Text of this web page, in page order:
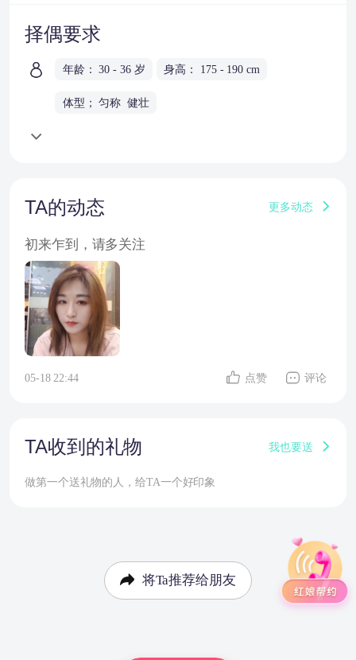
择偶要求
年龄： 30 - 36 岁 身高： 175 - 190 cm
体型； 匀称 健壮
TA的动态 更多动态
初来乍到，请多关注
05-18 22:44 点赞 评论
TA收到的礼物 我也要送
做第一个送礼物的人，给TA一个好印象
将Ta推荐给朋友